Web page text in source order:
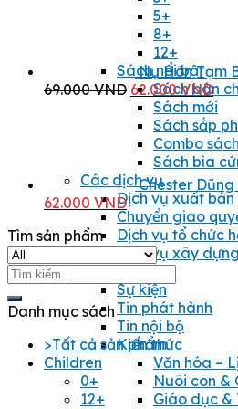
5+
8+
12+
Sách nổi bật
Sách bán
Sách mới
Sách sắp
Combo
Sách bìa
Các dịch vụ
Dịch vụ xuất bản
Chuyển giao
Dịch vụ tổ chức
Dịch vụ xây
Tin tức
Sự kiện
Tin phát hành
Tin nội bộ
Kiến thức
Văn hóa –
Nuôi con &
Giáo dục &
Nụ Hôn Tạm
69.000VND Giá
gốc
là:
69.000 VND.
62.000VNDGiá
hiện
tại
là:
Chester Dũng
Giá
là:
62.000 VNDGiá
hiện
tại
Tìm sản phẩm
Tìm
Danh mục sách
>Tất cả sản phẩm
Children
0+
12+